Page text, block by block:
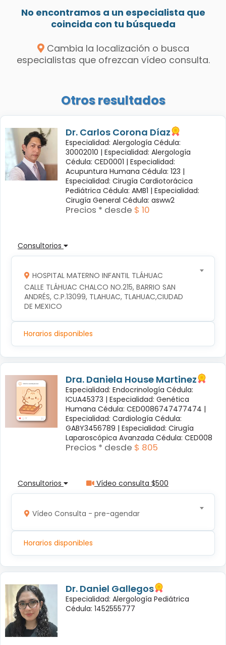
No encontramos a un especialista que
coincida con tu búsqueda
Cambia la localización o busca
especialistas que ofrezcan vídeo consulta.
Otros resultados
Dr. Carlos Corona Díaz
Especialidad: Alergología Cédula:
30002010 | Especialidad: Alergología
Cédula: CED0001 | Especialidad:
Acupuntura Humana Cédula: 123 |
Especialidad: Cirugía Cardiotorácica
Pediátrica Cédula: AMB1 | Especialidad:
Cirugía General Cédula: asww2
Precios * desde $ 10
Consultorios
HOSPITAL MATERNO INFANTIL TLÁHUAC
CALLE TLÁHUAC CHALCO NO.215, BARRIO SAN
ANDRÉS, C.P.13099, TLAHUAC, TLAHUAC,CIUDAD
DE MEXICO
Horarios disponibles
Dra. Daniela House Martinez
Especialidad: Endocrinología Cédula:
ICUA45373 | Especialidad: Genética
Humana Cédula: CED0086747477474 |
Especialidad: Cardiología Cédula:
GABY3456789 | Especialidad: Cirugía
Laparoscópica Avanzada Cédula: CED008
Precios * desde $ 805
Consultorios Vídeo consulta $500
Vídeo Consulta - pre-agendar
Horarios disponibles
Dr. Daniel Gallegos
Especialidad: Alergología Pediátrica
Cédula: 1452555777